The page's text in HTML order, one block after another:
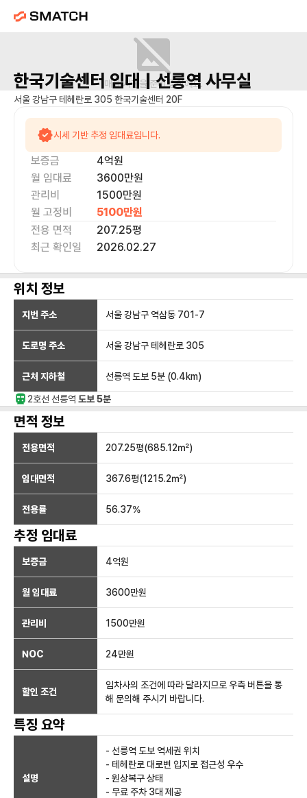
매물 사진을 준비 중이에요.
한국기술센터임대 | 선릉역사무실
서울 강남구 테헤란로 305 한국기술센터 20F
시세 기반 추정 임대료입니다.
보증금 4억원
월 임대료
3600만원
관리비
1500만원
월 고정비
5100만원
전용 면적
207.25평
최근 확인일
2026.02.27
위치 정보
지번 주소 서울 강남구 역삼동 701-7
도로명 주소 서울 강남구 테헤란로 305
근처 지하철 선릉역 도보 5분 (0.4km)
2호선 선릉역 도보 5분
면적 정보
전용면적 207.25평(685.12㎡)
임대면적 367.6평(1215.2㎡)
전용률 56.37%
추정 임대료
보증금 4억원
월 임대료 3600만원
관리비 1500만원
NOC 24만원
할인 조건
임차사의 조건에 따라 달라지므로 우측 버튼을 통
해 문의해 주시기 바랍니다.
특징 요약
설명
- 선릉역 도보 역세권 위치
- 테헤란로 대로변 입지로 접근성 우수
- 원상복구 상태
- 무료 주차 3대 제공